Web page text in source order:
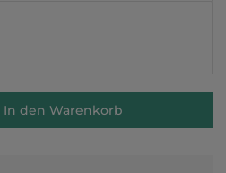
In den Warenkorb